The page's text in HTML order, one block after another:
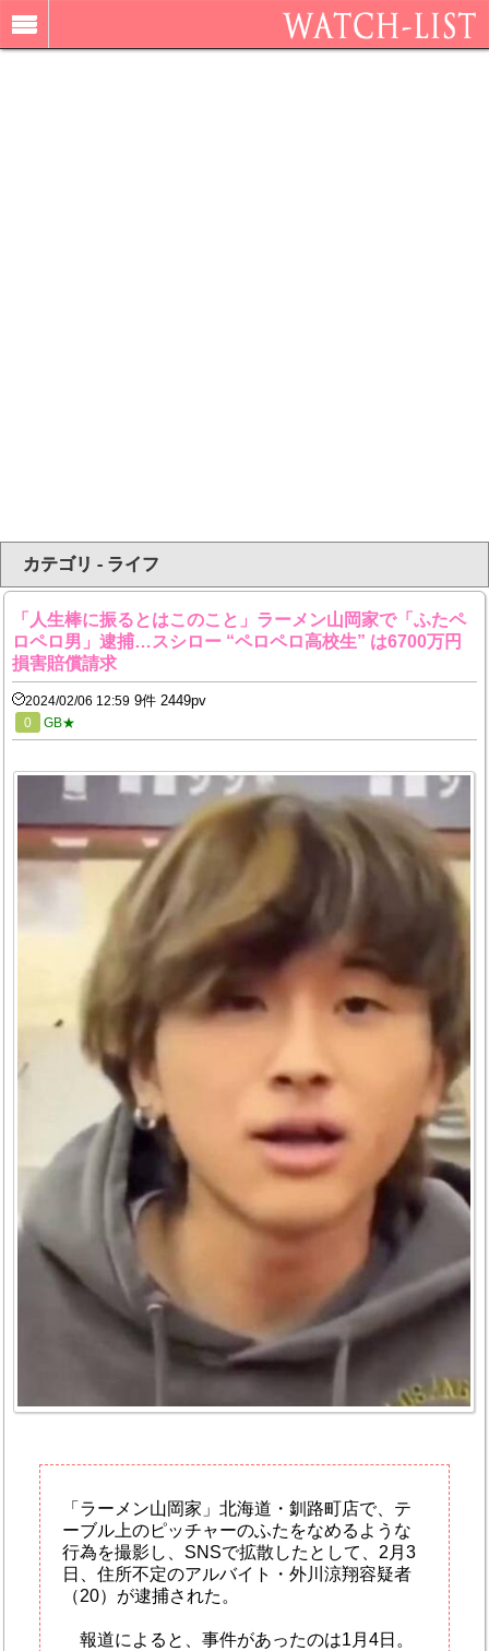
カテゴリ - ライフ
「人生棒に振るとはこのこと」ラーメン山岡家で「ふたペ
ロペロ男」逮捕…スシロー “ペロペロ高校生” は6700万円
損害賠償請求
2024/02/06 12:59 9件 2449pv
0 GB★
「ラーメン山岡家」北海道・釧路町店で、テ
ーブル上のピッチャーのふたをなめるような
行為を撮影し、SNSで拡散したとして、2月3
日、住所不定のアルバイト・外川涼翔容疑者
（20）が逮捕された。
報道によると、事件があったのは1月4日。